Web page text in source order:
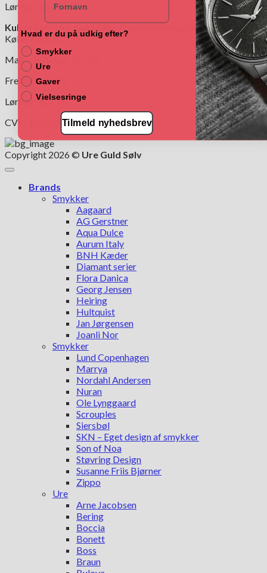
Lørdag: 10 - 17
Kultorvets Ure Guld Sølv:Frederiksborggade 4,1360
København K.
Man – Torsdag: 10 - 18
Fredag: 10 - 19
Lørdag: 10 - 16
CVR: 10692997
Copyright 2026 © Ure Guld Sølv
Brands
Smykker
Aagaard
AG Gerstner
Aqua Dulce
Aurum Italy
BNH Kæder
Diamant serier
Flora Danica
Georg Jensen
Heiring
Hultquist
Jan Jørgensen
Joanli Nor
Smykker
Lund Copenhagen
Marrya
Nordahl Andersen
Nuran
Ole Lynggaard
Scrouples
Siersbøl
SKN – Eget design af smykker
Son of Noa
Støvring Design
Susanne Friis Bjørner
Zippo
Ure
Arne Jacobsen
Bering
Boccia
Bonett
Boss
Braun
Hvad er du på udkig efter?
Smykker
Ure
Gaver
Vielsesringe
Tilmeld nyhedsbrev